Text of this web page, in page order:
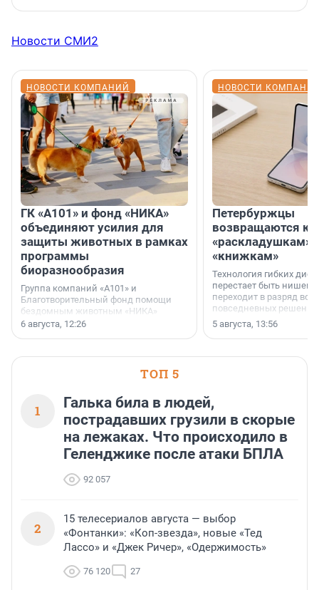
Новости СМИ2
НОВОСТИ КОМПАНИЙ
ГК «А101» и фонд «НИКА»
объединяют усилия для
защиты животных в рамках
программы
биоразнообразия
Группа компаний «А101» и
Благотворительный фонд помощи
бездомным животным «НИКА»
заключили соглашение о
6 августа, 12:26
НОВОСТИ
Петербуржцы
возвращаются к
«раскладушкам»
«книжкам»
Технология гибких
перестает быть
переходит в разряд
повседневных
5 августа, 13:56
ТОП 5
1
Галька била в людей,
пострадавших грузили в скорые
на лежаках. Что происходило в
Геленджике после атаки БПЛА
92 057
2
15 телесериалов августа — выбор
«Фонтанки»: «Коп-звезда», новые «Тед
Лассо» и «Джек Ричер», «Одержимость»
76 120 27